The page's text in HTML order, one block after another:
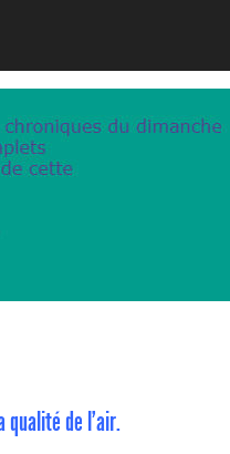
qualité de l’air.